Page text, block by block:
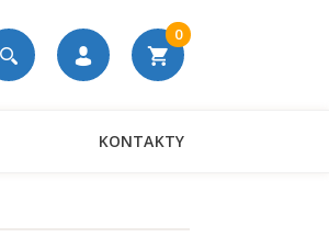
0
KONTAKTY